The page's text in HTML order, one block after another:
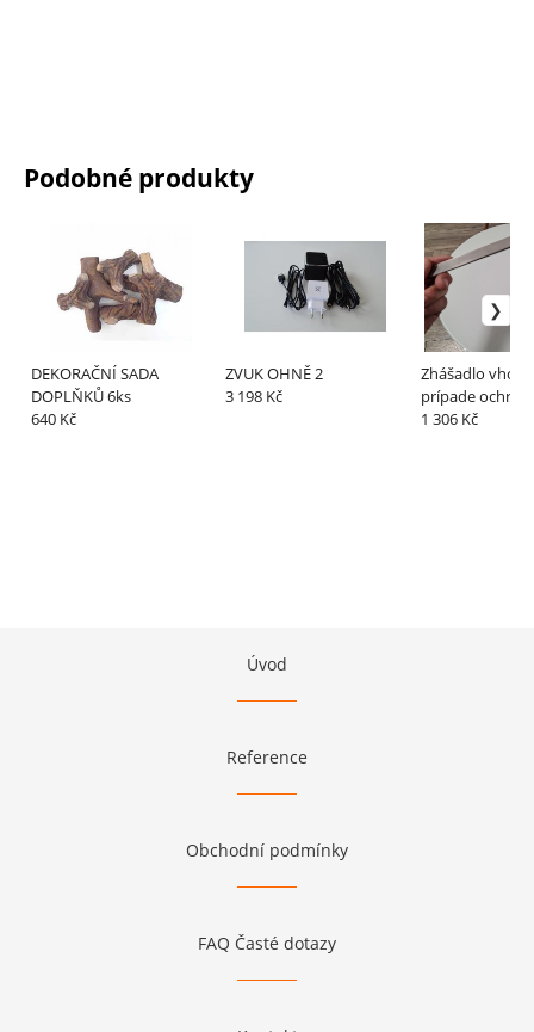
Podobné produkty
DEKORAČNÍ SADA
DOPLŇKŮ 6ks
640 Kč
ZVUK OHNĚ 2
3 198 Kč
Zhášadlo
prípade
pre horáky
1 306 Kč
Úvod
Reference
Obchodní podmínky
FAQ Časté dotazy